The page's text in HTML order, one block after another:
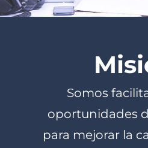
Somos
oportunidades
para mejorar la